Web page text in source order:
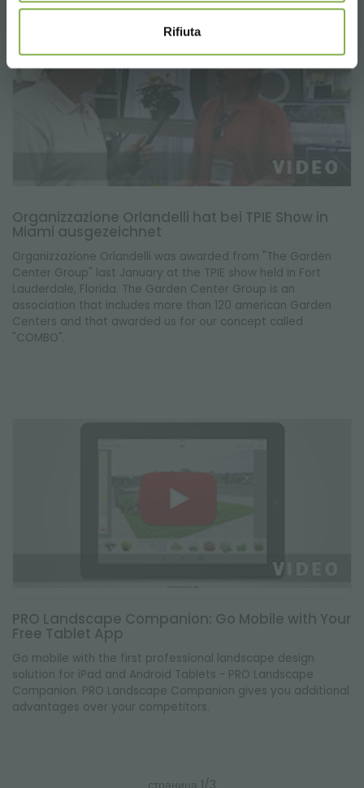
Rifiuta
Organizzazione Orlandelli hat bei TPIE Show in
Miami ausgezeichnet
Organizzazione Orlandelli was awarded from "The Garden
Center Group" last January at the TPIE show held in Fort
Lauderdale, Florida. The Garden Center Group is an
association that includes more than 120 american Garden
Centers and that awarded us for our concept called
"COMBO".
PRO Landscape Companion: Go Mobile with Your
Free Tablet App
Go mobile with the first professional landscape design
solution for iPad and Android Tablets - PRO Landscape
Companion. PRO Landscape Companion gives you additional
advantages over your competitors.
страница 1/3